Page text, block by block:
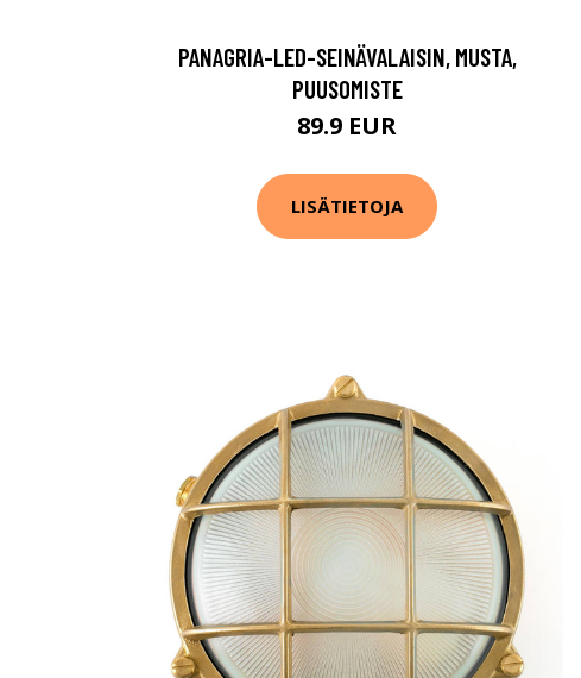
PANAGRIA-LED-SEINÄVALAISIN, MUSTA,
PUUSOMISTE
89.9 EUR
LISÄTIETOJA